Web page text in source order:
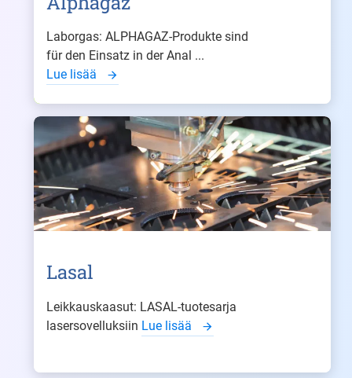
Laborgas: ALPHAGAZ-Produkte sind
für den Einsatz in der Anal ...
Lue lisää
Lasal
Leikkauskaasut: LASAL-tuotesarja
lasersovelluksiin Lue lisää